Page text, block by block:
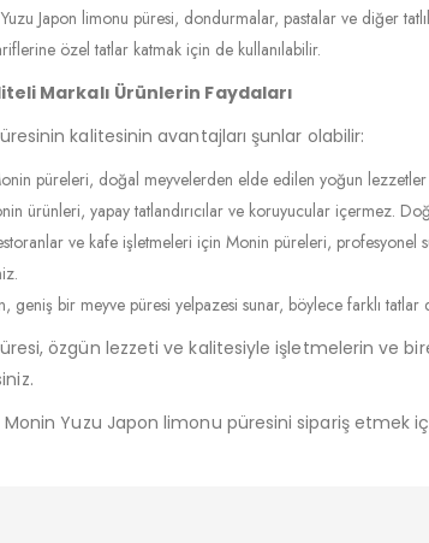
Japon limonu püresi, dondurmalar, pastalar ve diğer
özel tatlar katmak için de kullanılabilir.
Markalı Ürünlerin Faydaları
kalitesinin avantajları şunlar olabilir:
püreleri, doğal meyvelerden elde edilen yoğun
ürünleri, yapay tatlandırıcılar ve koruyucular içermez.
ve kafe işletmeleri için Monin püreleri, profesyonel
geniş bir meyve püresi yelpazesi sunar, böylece farklı tatlar
özgün lezzeti ve kalitesiyle işletmelerin ve
Yuzu Japon limonu püresini sipariş etmek